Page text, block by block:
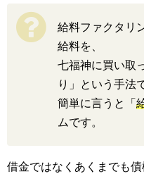
給料ファクタリ
給料を、
七福神に買い取
り」という手法
簡単に言うと「
ムです。
借金ではなくあくまでも